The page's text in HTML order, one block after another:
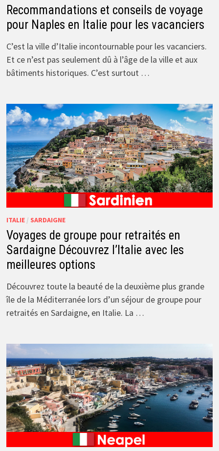
Recommandations et conseils de voyage
pour Naples en Italie pour les vacanciers
C’est la ville d’Italie incontournable pour les vacanciers.
Et ce n’est pas seulement dû à l’âge de la ville et aux
bâtiments historiques. C’est surtout …
ITALIE/ SARDAIGNE
Voyages de groupe pour retraités en
Sardaigne Découvrez l’Italie avec les
meilleures options
Découvrez toute la beauté de la deuxième plus grande
île de la Méditerranée lors d’un séjour de groupe pour
retraités en Sardaigne, en Italie. La …